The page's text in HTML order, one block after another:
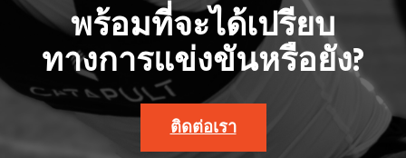
พร้อมที่จะได้เปรียบ
ทางการแข่งขันหรือยัง?
ติดต่อเรา